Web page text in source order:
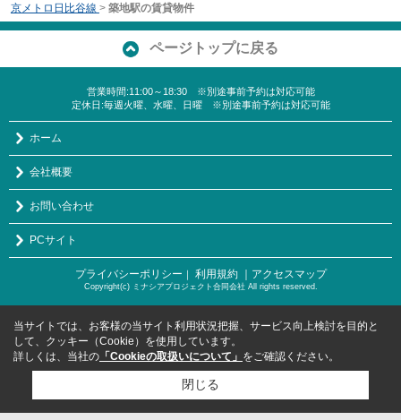
京メトロ日比谷線 > 築地駅の賃貸物件
ページトップに戻る
営業時間:11:00～18:30 ※別途事前予約は対応可能
定休日:毎週火曜、水曜、日曜 ※別途事前予約は対応可能
ホーム
会社概要
お問い合わせ
PCサイト
プライバシーポリシー ｜ 利用規約 ｜アクセスマップ
Copyright(c) ミナシアプロジェクト合同会社 All rights reserved.
当サイトでは、お客様の当サイト利用状況把握、サービス向上検討を目的と
して、クッキー（Cookie）を使用しています。
詳しくは、当社の 「Cookieの取扱いについて」 をご確認ください。
閉じる